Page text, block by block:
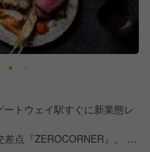
ートウェイ駅すぐに新業態レ
点『ZEROCORNER』。